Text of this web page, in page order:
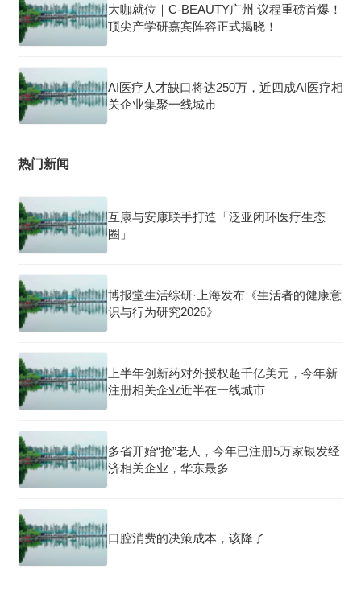
大咖就位｜C-BEAUTY广州 议程重磅首爆！
顶尖产学研嘉宾阵容正式揭晓！
AI医疗人才缺口将达250万，近四成AI医疗相
关企业集聚一线城市
热门新闻
互康与安康联手打造「泛亚闭环医疗生态
圈」
博报堂生活综研·上海发布《生活者的健康意
识与行为研究2026》
上半年创新药对外授权超千亿美元，今年新
注册相关企业近半在一线城市
多省开始“抢”老人，今年已注册5万家银发经
济相关企业，华东最多
口腔消费的决策成本，该降了